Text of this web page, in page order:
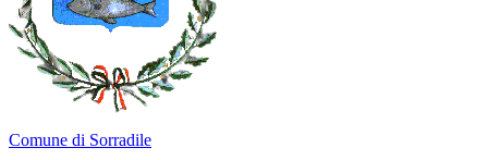
Comune di Sorradile